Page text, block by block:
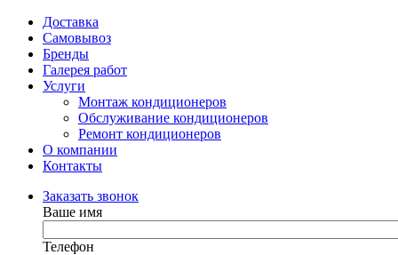
Доставка
Самовывоз
Бренды
Галерея работ
Услуги
Монтаж кондиционеров
Обслуживание кондиционеров
Ремонт кондиционеров
О компании
Контакты
Заказать звонок
Ваше имя
Телефон